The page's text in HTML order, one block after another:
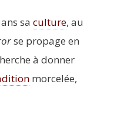
sa culture, au
se pro­page en
à don­ner
mor­ce­lée,